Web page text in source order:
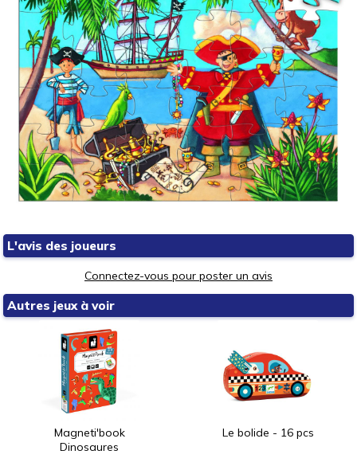
L'avis des joueurs
Connectez-vous pour poster un avis
Autres jeux à voir
Magneti'book
Dinosaures
Le bolide - 16 pcs